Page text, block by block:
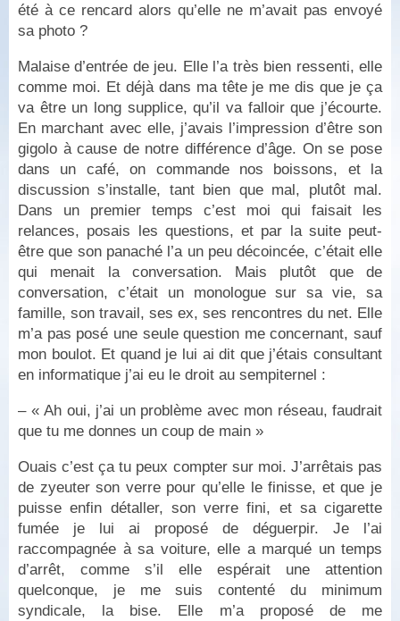
été à ce rencard alors qu’elle ne m’avait pas envoyé
sa photo ?
Malaise d’entrée de jeu. Elle l’a très bien ressenti, elle
comme moi. Et déjà dans ma tête je me dis que je ça
va être un long supplice, qu’il va falloir que j’écourte.
En marchant avec elle, j’avais l’impression d’être son
gigolo à cause de notre différence d’âge. On se pose
dans un café, on commande nos boissons, et la
discussion s’installe, tant bien que mal, plutôt mal.
Dans un premier temps c’est moi qui faisait les
relances, posais les questions, et par la suite peut-
être que son panaché l’a un peu décoincée, c’était elle
qui menait la conversation. Mais plutôt que de
conversation, c’était un monologue sur sa vie, sa
famille, son travail, ses ex, ses rencontres du net. Elle
m’a pas posé une seule question me concernant, sauf
mon boulot. Et quand je lui ai dit que j’étais consultant
en informatique j’ai eu le droit au sempiternel :
– « Ah oui, j’ai un problème avec mon réseau, faudrait
que tu me donnes un coup de main »
Ouais c’est ça tu peux compter sur moi. J’arrêtais pas
de zyeuter son verre pour qu’elle le finisse, et que je
puisse enfin détaller, son verre fini, et sa cigarette
fumée je lui ai proposé de déguerpir. Je l’ai
raccompagnée à sa voiture, elle a marqué un temps
d’arrêt, comme s’il elle espérait une attention
quelconque, je me suis contenté du minimum
syndicale, la bise. Elle m’a proposé de me